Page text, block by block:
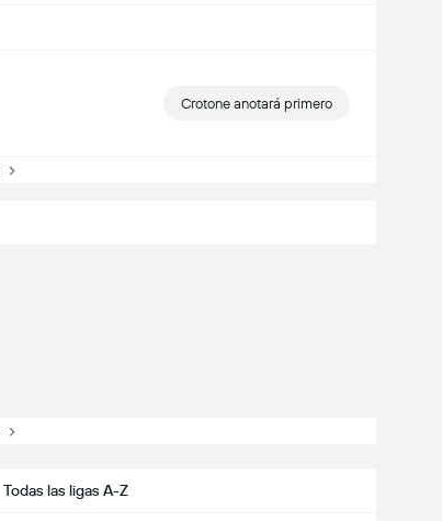
Crotone anotará primero
Todas las ligas A-Z